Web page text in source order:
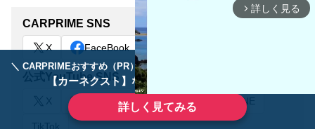
＼ CARPRIMEおすすめ（PR） ／
【カーネクスト】ならどんなクルマも高価買取
詳しく見てみる
CARPRIME SNS
X FaceBook
公式YouTube SNS
X YouTube Instagram LINE
TikTok
arrow_forward_ios 詳しく見る